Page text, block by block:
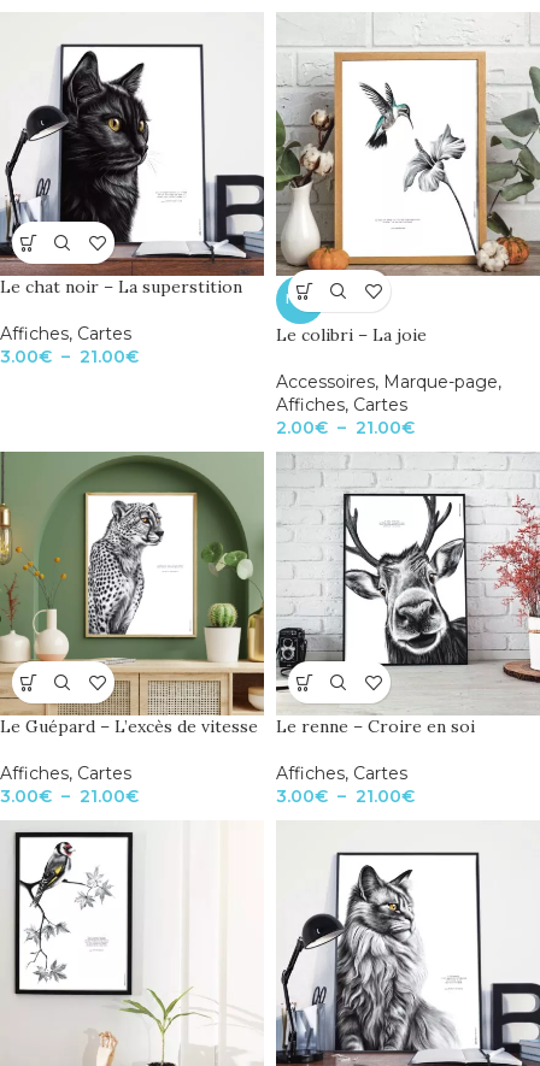
Le chat noir – La superstition
Affiches, Cartes
3.00€ – 21.00€
NEW
Le colibri – La joie
Accessoires, Marque-page,
Affiches, Cartes
2.00€ – 21.00€
Le Guépard – L’excès de vitesse
Affiches, Cartes
3.00€ – 21.00€
Le renne – Croire en soi
Affiches, Cartes
3.00€ – 21.00€